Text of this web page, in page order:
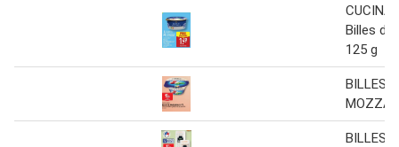
CUCINA
Billes de
125 g
BILLES
BILLES